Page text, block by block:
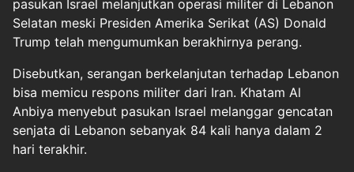
pasukan Israel melanjutkan operasi militer di Lebanon
Selatan meski Presiden Amerika Serikat (AS) Donald
Trump telah mengumumkan berakhirnya perang.
Disebutkan, serangan berkelanjutan terhadap Lebanon
bisa memicu respons militer dari Iran. Khatam Al
Anbiya menyebut pasukan Israel melanggar gencatan
senjata di Lebanon sebanyak 84 kali hanya dalam 2
hari terakhir.